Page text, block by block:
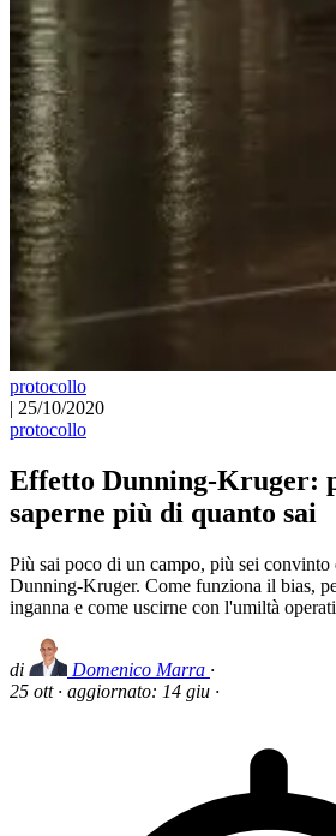
protocollo
| 25/10/2020
protocollo
Effetto Dunning-Kruger:
saperne più di quanto sai
Più sai poco di un campo, più sei
Dunning-Kruger. Come funziona il bias,
inganna e come uscirne con l'umiltà
di Domenico Marra ·
25 ott · aggiornato: 14 giu ·